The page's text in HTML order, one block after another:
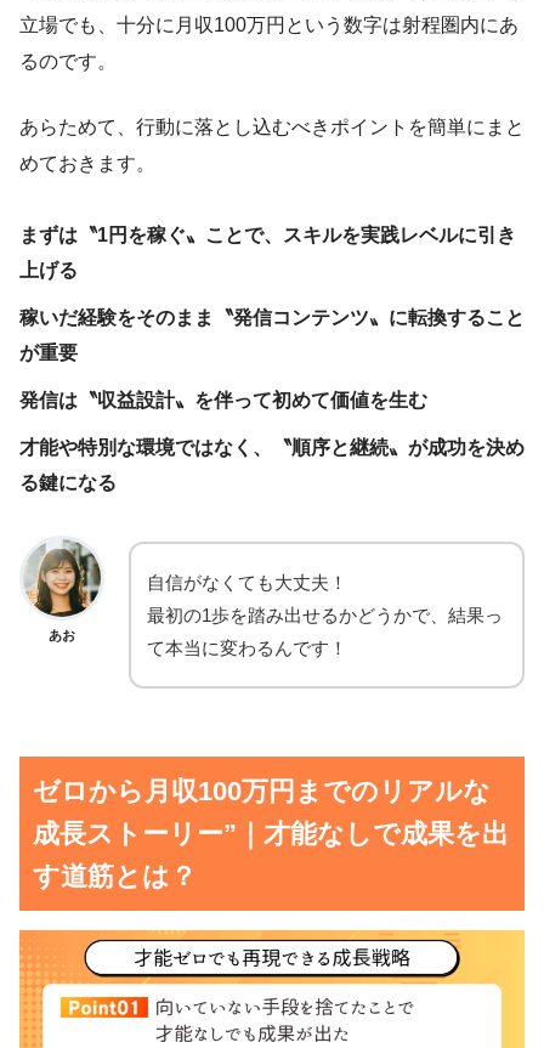
立場でも、十分に月収100万円という数字は射程圏内にあ
るのです。
あらためて、行動に落とし込むべきポイントを簡単にまと
めておきます。
まずは〝1円を稼ぐ〟ことで、スキルを実践レベルに引き
上げる
稼いだ経験をそのまま〝発信コンテンツ〟に転換すること
が重要
発信は〝収益設計〟を伴って初めて価値を生む
才能や特別な環境ではなく、〝順序と継続〟が成功を決め
る鍵になる
あお
自信がなくても大丈夫！
最初の1歩を踏み出せるかどうかで、結果っ
て本当に変わるんです！
ゼロから月収100万円までのリアルな
成長ストーリー”｜才能なしで成果を出
す道筋とは？